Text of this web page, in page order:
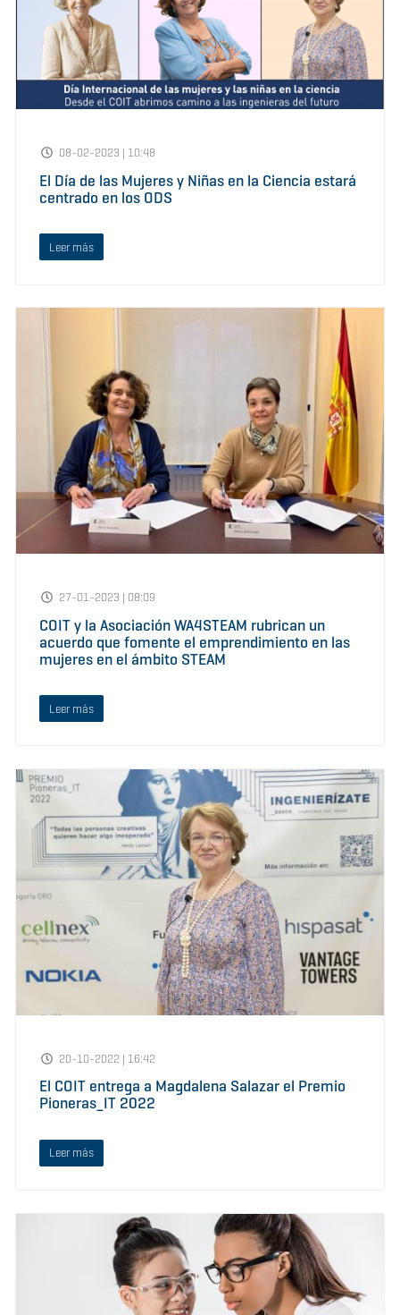
08-02-2023 | 10:48
El Día de las Mujeres y Niñas en la Ciencia estará
centrado en los ODS
Leer más
27-01-2023 | 08:09
COIT y la Asociación WA4STEAM rubrican un
acuerdo que fomente el emprendimiento en las
mujeres en el ámbito STEAM
Leer más
20-10-2022 | 16:42
El COIT entrega a Magdalena Salazar el Premio
Pioneras_IT 2022
Leer más